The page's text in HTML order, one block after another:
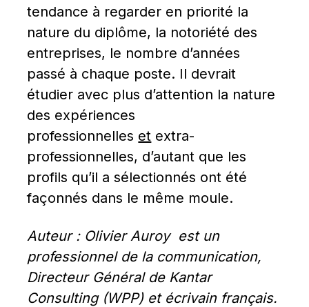
tendance à regarder en priorité la
nature du diplôme, la notoriété des
entreprises, le nombre d’années
passé à chaque poste. Il devrait
étudier avec plus d’attention la nature
des expériences
professionnelles et extra-
professionnelles, d’autant que les
profils qu’il a sélectionnés ont été
façonnés dans le même moule.
Auteur : Olivier Auroy  est un
professionnel de la communication,
Directeur Général de Kantar
Consulting (WPP) et écrivain français.